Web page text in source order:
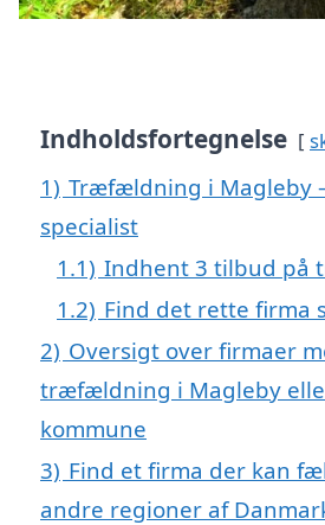
Indholdsfortegnelse
1) Træfældning i Magleby
specialist
1.1) Indhent 3 tilbud på
1.2) Find det rette firma
2) Oversigt over firmaer
træfældning i Magleby
kommune
3) Find et firma der kan
andre regioner af